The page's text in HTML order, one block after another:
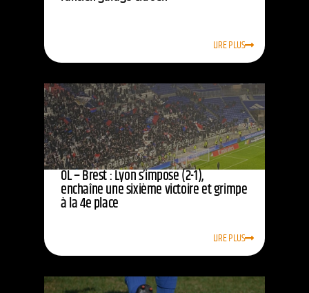
LIRE PLUS
OL – Brest : Lyon s’impose (2-1),
enchaîne une sixième victoire et grimpe
à la 4e place
LIRE PLUS